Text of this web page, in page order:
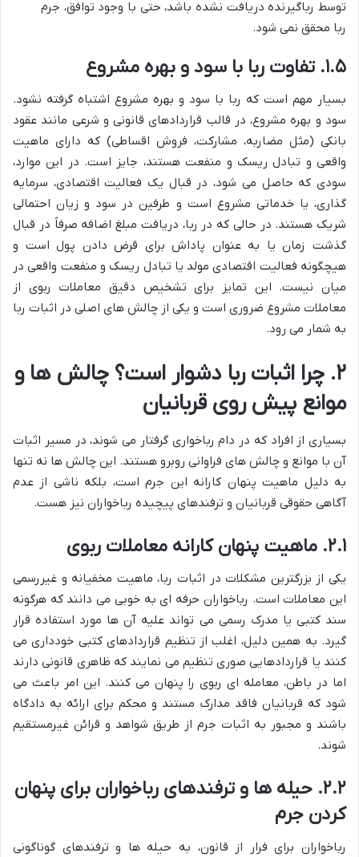
توسط رباگیرنده دریافت نشده باشد، حتی با وجود توافق، جرم
ربا محقق نمی شود.
۱.۵. تفاوت ربا با سود و بهره مشروع
بسیار مهم است که ربا با سود و بهره مشروع اشتباه گرفته نشود.
سود و بهره مشروع، در قالب قراردادهای قانونی و شرعی مانند عقود
بانکی (مثل مضاربه، مشارکت، فروش اقساطی) که دارای ماهیت
واقعی و تبادل ریسک و منفعت هستند، جایز است. در این موارد،
سودی که حاصل می شود، در قبال یک فعالیت اقتصادی، سرمایه
گذاری، یا خدماتی مشروع است و طرفین در سود و زیان احتمالی
شریک هستند. در حالی که در ربا، دریافت مبلغ اضافه صرفاً در قبال
گذشت زمان یا به عنوان پاداش برای قرض دادن پول است و
هیچگونه فعالیت اقتصادی مولد یا تبادل ریسک و منفعت واقعی در
میان نیست. این تمایز برای تشخیص دقیق معاملات ربوی از
معاملات مشروع ضروری است و یکی از چالش های اصلی در اثبات ربا
به شمار می رود.
۲. چرا اثبات ربا دشوار است؟ چالش ها و
موانع پیش روی قربانیان
بسیاری از افراد که در دام رباخواری گرفتار می شوند، در مسیر اثبات
آن با موانع و چالش های فراوانی روبرو هستند. این چالش ها نه تنها
به دلیل ماهیت پنهان کارانه این جرم است، بلکه ناشی از عدم
آگاهی حقوقی قربانیان و ترفندهای پیچیده رباخواران نیز هست.
۲.۱. ماهیت پنهان کارانه معاملات ربوی
یکی از بزرگترین مشکلات در اثبات ربا، ماهیت مخفیانه و غیررسمی
این معاملات است. رباخواران حرفه ای به خوبی می دانند که هرگونه
سند کتبی یا مدرک رسمی می تواند علیه آن ها مورد استفاده قرار
گیرد. به همین دلیل، اغلب از تنظیم قراردادهای کتبی خودداری می
کنند یا قراردادهایی صوری تنظیم می نمایند که ظاهری قانونی دارند
اما در باطن، معامله ای ربوی را پنهان می کنند. این امر باعث می
شود که قربانیان فاقد مدارک مستند و محکم برای ارائه به دادگاه
باشند و مجبور به اثبات جرم از طریق شواهد و قرائن غیرمستقیم
شوند.
۲.۲. حیله ها و ترفندهای رباخواران برای پنهان
کردن جرم
رباخواران برای فرار از قانون، به حیله ها و ترفندهای گوناگونی